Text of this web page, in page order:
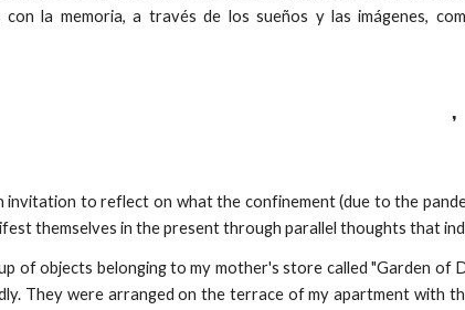
la memoria, a través de los sueños y las imágenes,
❜
invitation to reflect on what the confinement (due to the
themselves in the present through parallel thoughts that
of objects belonging to my mother's store called "Garden
They were arranged on the terrace of my apartment with